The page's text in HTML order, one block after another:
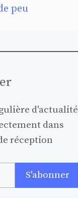
peu
d'actualité
dans
réception